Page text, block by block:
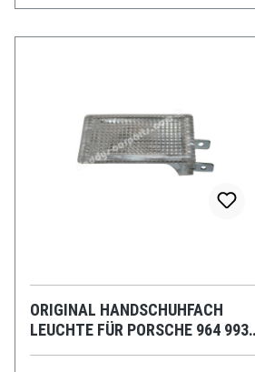
ORIGINAL HANDSCHUHFACH
LEUCHTE FÜR PORSCHE 964 993